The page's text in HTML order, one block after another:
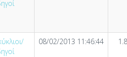
08/02/2013 11:46:44